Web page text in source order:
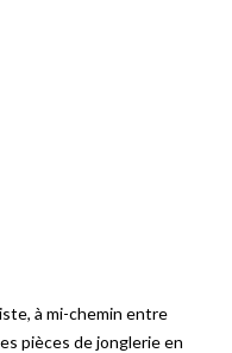
à mi-chemin entre
pièces de jonglerie en